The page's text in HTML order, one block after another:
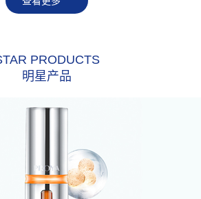
PRODUCTS
明星产品